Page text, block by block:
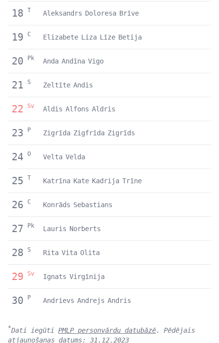
18 T Aleksandrs Doloresa Brīve
19 C Elizabete Liza Līze Betija
20 Pk Anda Andīna Vigo
21 S Zeltīte Andis
22 Sv Aldis Alfons Aldris
23 P Zigrīda Zigfrīda Zigrīds
24 O Velta Velda
25 T Katrīna Kate Kadrija Trīne
26 C Konrāds Sebastians
27 Pk Lauris Norberts
28 S Rita Vita Olita
29 Sv Ignats Virgīnija
30 P Andrievs Andrejs Andris
*Dati iegūti PMLP personvārdu datubāzē. Pēdējais
atjaunošanas datums: 31.12.2023